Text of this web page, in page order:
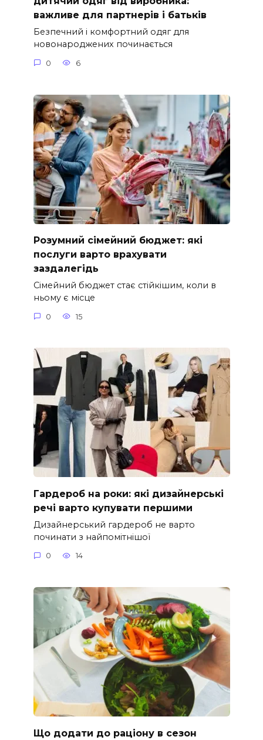
важливе для партнерів і батьків
Безпечний і комфортний одяг для
новонароджених починається
0 6
Розумний сімейний бюджет: які
послуги варто врахувати
заздалегідь
Сімейний бюджет стає стійкішим, коли в
ньому є місце
0 15
Гардероб на роки: які дизайнерські
речі варто купувати першими
Дизайнерський гардероб не варто
починати з найпомітнішої
0 14
Що додати до раціону в сезон